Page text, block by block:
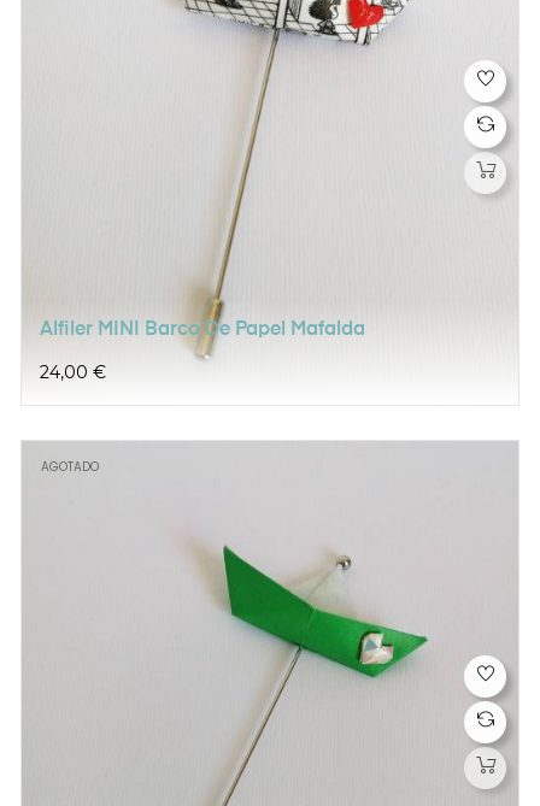
Alfiler MINI Barco De Papel Mafalda
Precio
24,00 €
AGOTADO